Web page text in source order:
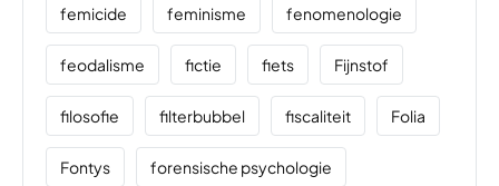
femicide feminisme fenomenologie
feodalisme fictie fiets Fijnstof
filosofie filterbubbel fiscaliteit Folia
Fontys forensische psychologie